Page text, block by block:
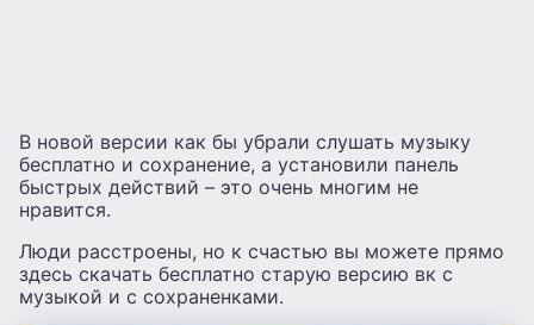
В новой версии как бы убрали слушать музыку
бесплатно и сохранение, а установили панель
быстрых действий – это очень многим не
нравится.
Люди расстроены, но к счастью вы можете прямо
здесь скачать бесплатно старую версию вк с
музыкой и с сохраненками.